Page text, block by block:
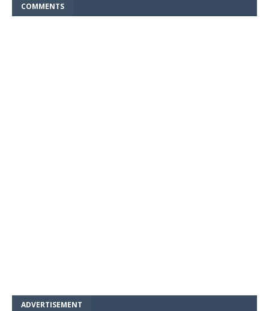
COMMENTS
ADVERTISEMENT